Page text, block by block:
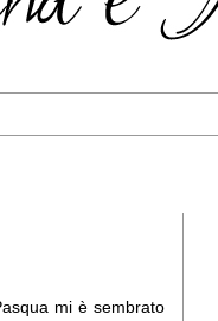
mi è sembrato